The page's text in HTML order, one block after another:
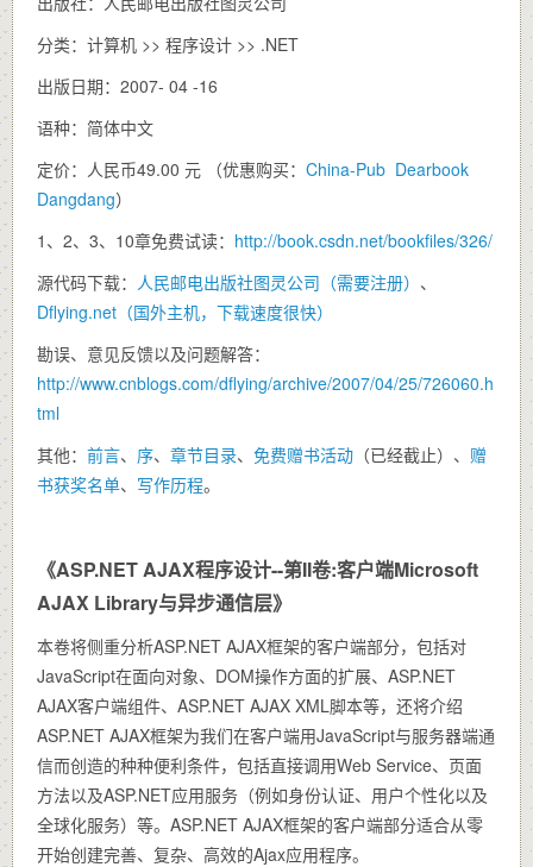
分类：计算机 >> 程序设计 >> .NET
出版日期：2007- 04 -16
语种：简体中文
定价：人民币49.00 元 （优惠购买： China-Pub Dearbook
Dangdang）
1、2、3、10章免费试读： http://book.csdn.net/bookfiles/326/
源代码下载： 人民邮电出版社图灵公司（需要注册） 、
Dflying.net（国外主机，下载速度很快）
勘误、意见反馈以及问题解答：
http://www.cnblogs.com/dflying/archive/2007/04/25/726060.h
tml
其他： 前言、 序、 章节目录、 免费赠书活动 （已经截止）、 赠
书获奖名单、 写作历程。
《ASP.NET AJAX程序设计--第II卷:客户端Microsoft
AJAX Library与异步通信层》
本卷将侧重分析ASP.NET AJAX框架的客户端部分，包括对
JavaScript在面向对象、DOM操作方面的扩展、ASP.NET
AJAX客户端组件、ASP.NET AJAX XML脚本等，还将介绍
ASP.NET AJAX框架为我们在客户端用JavaScript与服务器端通
信而创造的种种便利条件，包括直接调用Web Service、页面
方法以及ASP.NET应用服务（例如身份认证、用户个性化以及
全球化服务）等。ASP.NET AJAX框架的客户端部分适合从零
开始创建完善、复杂、高效的Ajax应用程序。